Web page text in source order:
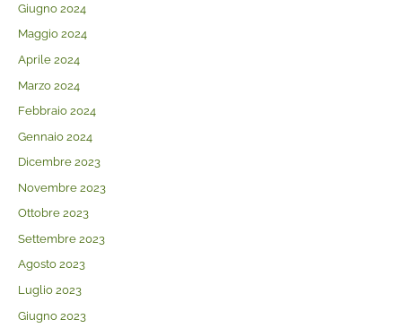
Giugno 2024
Maggio 2024
Aprile 2024
Marzo 2024
Febbraio 2024
Gennaio 2024
Dicembre 2023
Novembre 2023
Ottobre 2023
Settembre 2023
Agosto 2023
Luglio 2023
Giugno 2023